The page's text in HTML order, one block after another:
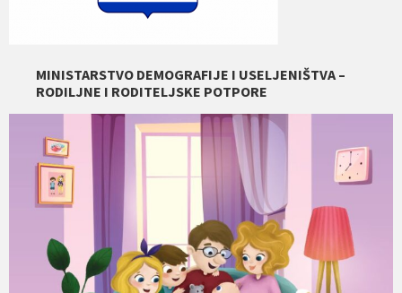
MINISTARSTVO DEMOGRAFIJE I USELJENIŠTVA –
RODILJNE I RODITELJSKE POTPORE